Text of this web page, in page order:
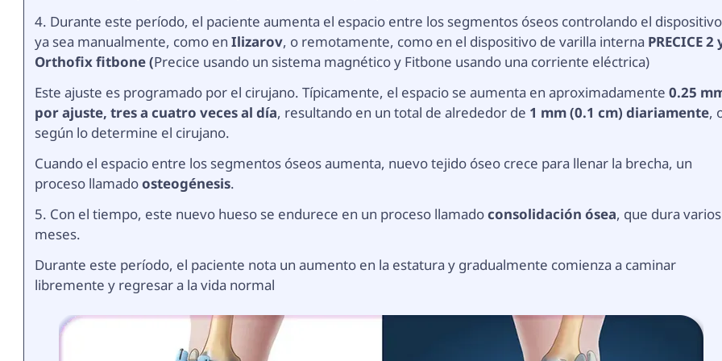
4. Durante este período, el paciente aumenta el espacio entre los segmentos óseos controlando el
ya sea manualmente, como enIlizarov, o remotamente, como en el dispositivo de varilla interna PRECICE 2
Orthofix fitbone (Precice usando un sistema magnético y Fitbone usando una corriente eléctrica)
Este ajuste es programado por el cirujano. Típicamente, el espacio se aumenta en aproximadamente0.25
por ajuste, tres a cuatro veces al día, resultando en un total de alrededor de 1 mm (0.1 cm) diariamente,
según lo determine el cirujano.
Cuando el espacio entre los segmentos óseos aumenta, nuevo tejido óseo crece para llenar la brecha, un
proceso llamadoosteogénesis.
5. Con el tiempo, este nuevo hueso se endurece en un proceso llamadoconsolidación ósea, que dura varios
meses.
Durante este período, el paciente nota un aumento en la estatura y gradualmente comienza a caminar
libremente y regresar a la vida normal